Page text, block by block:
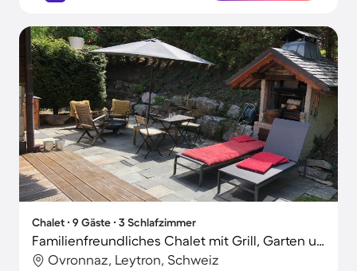
Chalet ∙ 9 Gäste ∙ 3 Schlafzimmer
Familienfreundliches Chalet mit Grill, Garten und Terrasse | Bergblick | Perfekt für die Arbeit von Zuhause
Ovronnaz, Leytron, Schweiz